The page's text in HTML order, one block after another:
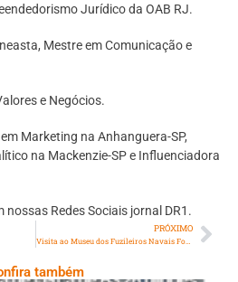
Jurídico da OAB RJ.
Mestre em Comunicação e
e Negócios.
Marketing na Anhanguera-SP,
na Mackenzie-SP e Influenciadora
Redes Sociais jornal DR1.
PRÓXIMO
Visita ao Museu dos Fuzileiros Navais Fortaleza São José
também